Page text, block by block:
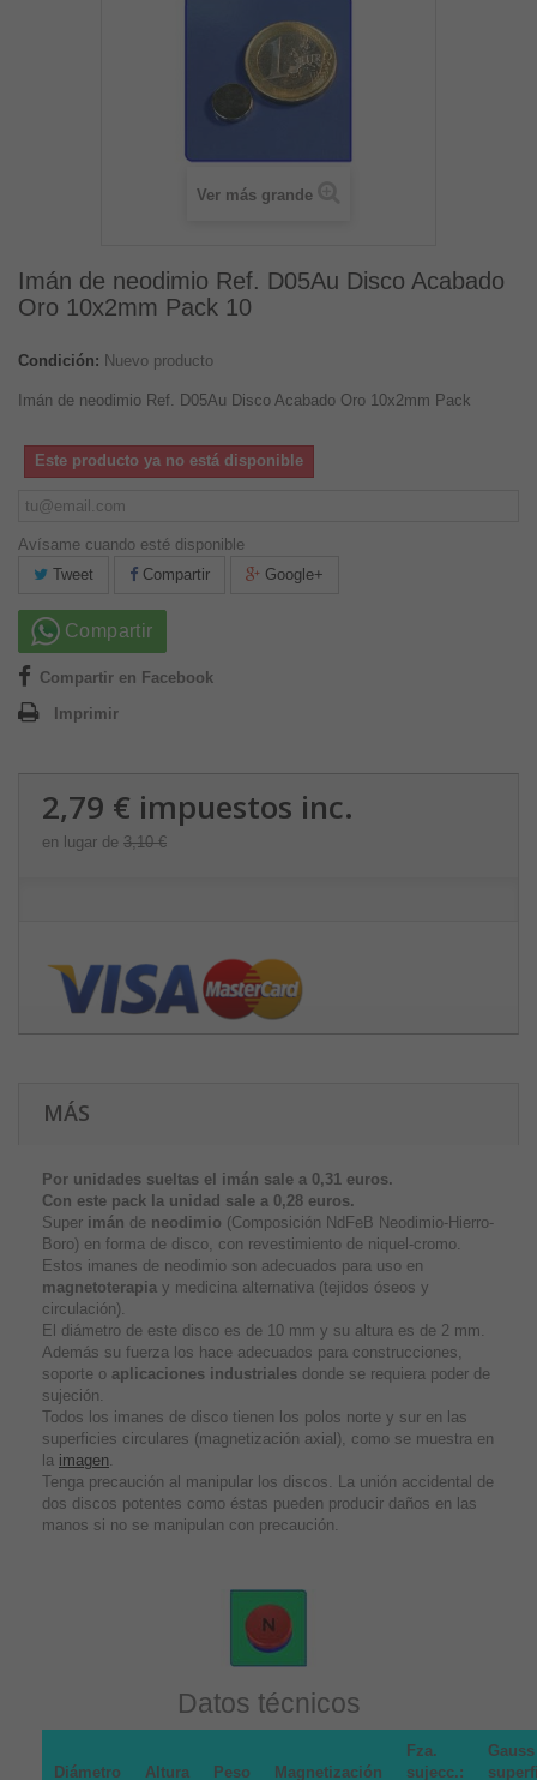
Ver más grande
Imán de neodimio Ref. D05Au Disco Acabado
Oro 10x2mm Pack 10
Condición: Nuevo producto
Imán de neodimio Ref. D05Au Disco Acabado Oro 10x2mm Pack
Este producto ya no está disponible
Avísame cuando esté disponible
Tweet
Compartir Google+
Compartir
Compartir en Facebook
Imprimir
2,79 € impuestos inc.
en lugar de 3,10 €
MÁS
Por unidades sueltas el imán sale a 0,31 euros.
Con este pack la unidad sale a 0,28 euros.
Super imán de neodimio (Composición NdFeB Neodimio-Hierro-
Boro) en forma de disco, con revestimiento de niquel-cromo.
Estos imanes de neodimio son adecuados para uso en
magnetoterapia y medicina alternativa (tejidos óseos y
circulación).
El diámetro de este disco es de 10 mm y su altura es de 2 mm.
Además su fuerza los hace adecuados para construcciones,
soporte o aplicaciones industriales donde se requiera poder de
sujeción.
Todos los imanes de disco tienen los polos norte y sur en las
superficies circulares (magnetización axial), como se muestra en
la imagen.
Tenga precaución al manipular los discos. La unión accidental de
dos discos potentes como éstas pueden producir daños en las
manos si no se manipulan con precaución.
Datos técnicos
Diámetro Altura Peso Magnetización
Fza.
sujecc.: